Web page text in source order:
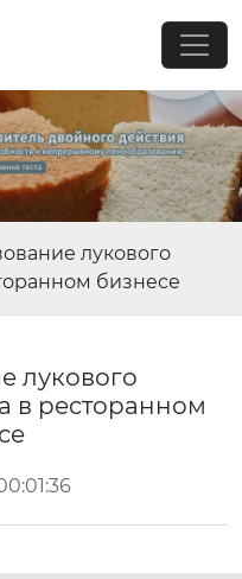
лукового
бизнесе
лукового
в ресторанном